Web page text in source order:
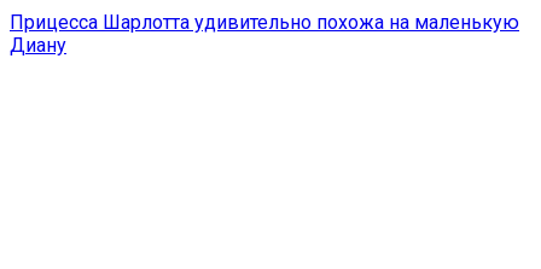
Прицесса Шарлотта удивительно похожа на маленькую
Диану